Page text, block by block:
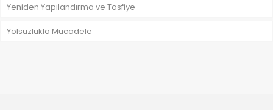
Yeniden Yapılandırma ve Tasfiye
Yolsuzlukla Mücadele